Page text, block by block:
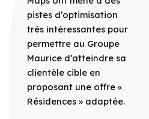
pistes d’optimisation
très intéressantes pour
permettre au Groupe
Maurice d’atteindre sa
clientèle cible en
proposant une offre «
Résidences » adaptée.